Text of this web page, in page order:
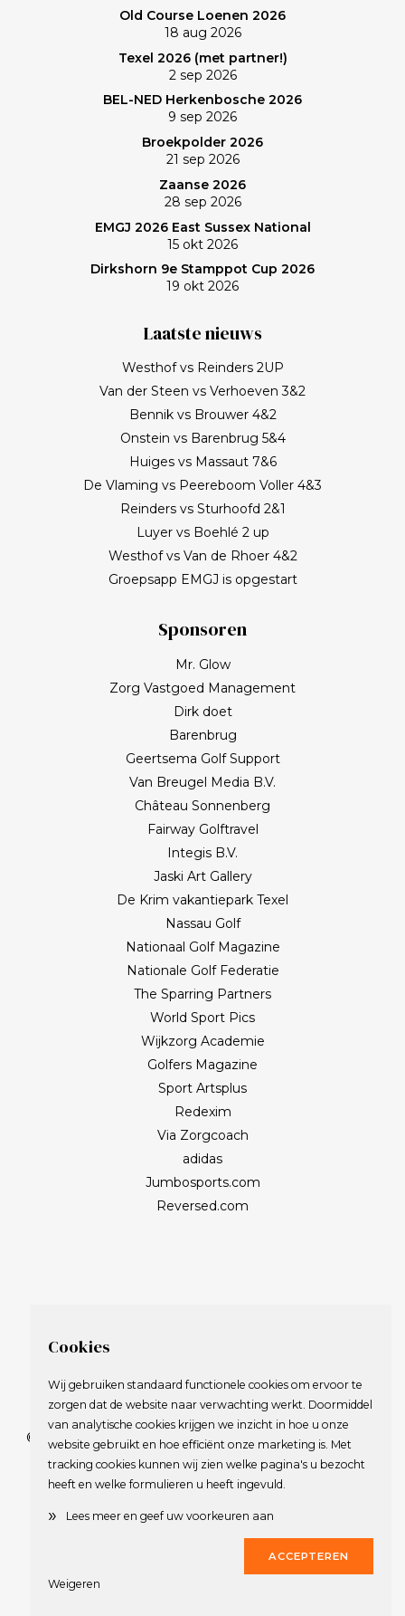
Old Course Loenen 2026
18 aug 2026
Texel 2026 (met partner!)
2 sep 2026
BEL-NED Herkenbosche 2026
9 sep 2026
Broekpolder 2026
21 sep 2026
Zaanse 2026
28 sep 2026
EMGJ 2026 East Sussex National
15 okt 2026
Dirkshorn 9e Stamppot Cup 2026
19 okt 2026
Laatste nieuws
Westhof vs Reinders 2UP
Van der Steen vs Verhoeven 3&2
Bennik vs Brouwer 4&2
Onstein vs Barenbrug 5&4
Huiges vs Massaut 7&6
De Vlaming vs Peereboom Voller 4&3
Reinders vs Sturhoofd 2&1
Luyer vs Boehlé 2 up
Westhof vs Van de Rhoer 4&2
Groepsapp EMGJ is opgestart
Sponsoren
Mr. Glow
Zorg Vastgoed Management
Dirk doet
Barenbrug
Geertsema Golf Support
Van Breugel Media B.V.
Château Sonnenberg
Fairway Golftravel
Integis B.V.
Jaski Art Gallery
De Krim vakantiepark Texel
Nassau Golf
Nationaal Golf Magazine
Nationale Golf Federatie
The Sparring Partners
World Sport Pics
Wijkzorg Academie
Golfers Magazine
Sport Artsplus
Redexim
Via Zorgcoach
adidas
Jumbosports.com
Reversed.com
© 2009-2023 Nederlandse Vereniging van Golfspelende
Journalisten.
Alle rechten voorbehouden.
Privacy Statement
Deze website werd gerealiseerd doorDirk
Cookies
Wij gebruiken standaard functionele cookies om ervoor te
zorgen dat de website naar verwachting werkt. Doormiddel
van analytische cookies krijgen we inzicht in hoe u onze
website gebruikt en hoe efficiënt onze marketing is. Met
tracking cookies kunnen wij zien welke pagina's u bezocht
heeft en welke formulieren u heeft ingevuld.
» Lees meer en geef uw voorkeuren aan
ACCEPTEREN
Weigeren